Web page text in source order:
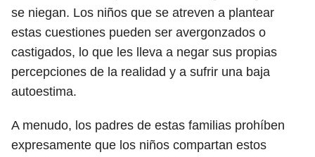
se niegan. Los niños que se atreven a plantear
estas cuestiones pueden ser avergonzados o
castigados, lo que les lleva a negar sus propias
percepciones de la realidad y a sufrir una baja
autoestima.
A menudo, los padres de estas familias prohíben
expresamente que los niños compartan estos